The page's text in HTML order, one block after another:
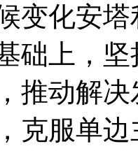
变化安
础上，
推动解
克服单